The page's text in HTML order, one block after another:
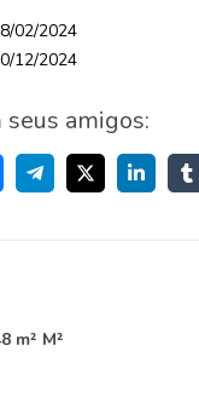
02/2024
12/2024
amigos:
m² M²